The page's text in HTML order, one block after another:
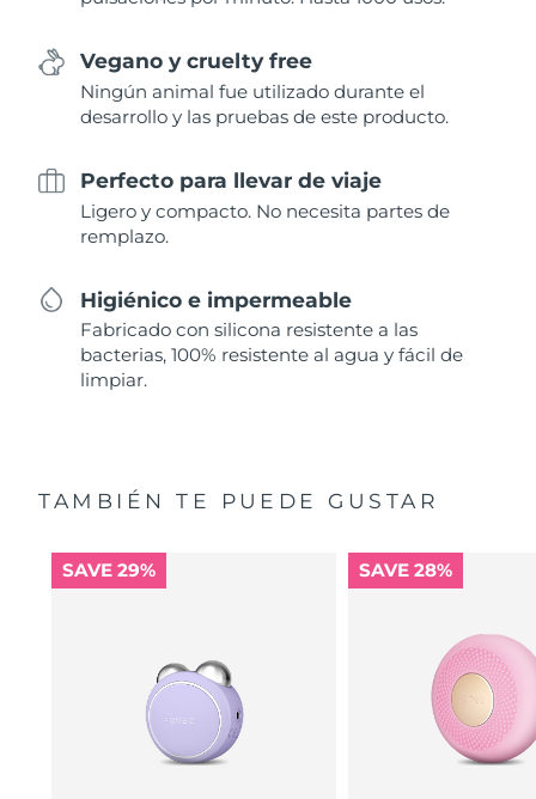
Vegano y cruelty free
Ningún animal fue utilizado durante el
desarrollo y las pruebas de este producto.
Perfecto para llevar de viaje
Ligero y compacto. No necesita partes de
remplazo.
Higiénico e impermeable
Fabricado con silicona resistente a las
bacterias, 100% resistente al agua y fácil de
limpiar.
TAMBIÉN TE PUEDE GUSTAR
SAVE 29% SAVE 28%